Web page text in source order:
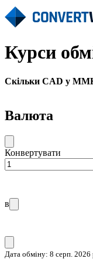
Курси
Скільки CAD у
Валюта
Конвертувати
в
Дата обміну: 8 серп. 2026